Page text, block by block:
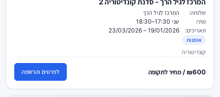
שלוחה:
המרכז לגיל הרך
מתי:
שני 17:30–18:30
תאריכים:
19/01/2026 – 23/03/2026
אומנות
קונדיטוריה
₪600 / מחיר לתקופה לפרטים והרשמה